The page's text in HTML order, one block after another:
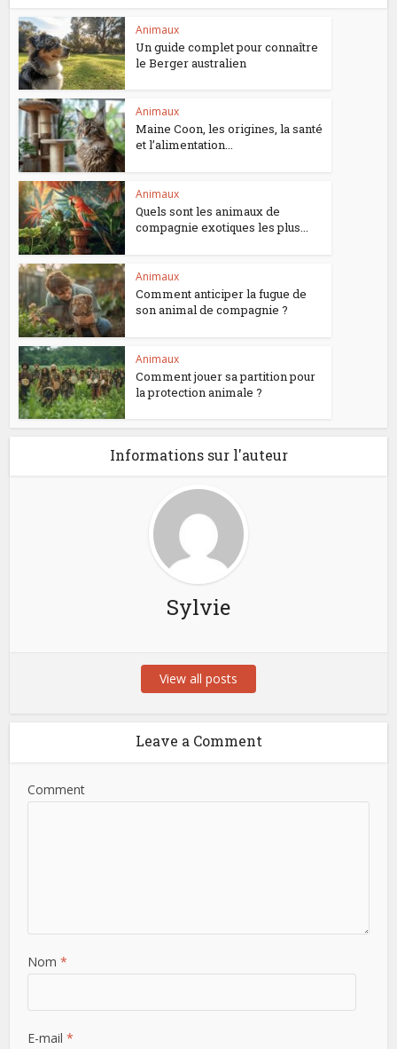
Animaux
Un guide complet pour connaître
le Berger australien
Animaux
Maine Coon, les origines, la santé
et l’alimentation...
Animaux
Quels sont les animaux de
compagnie exotiques les plus...
Animaux
Comment anticiper la fugue de
son animal de compagnie ?
Animaux
Comment jouer sa partition pour
la protection animale ?
Informations sur l'auteur
Sylvie
View all posts
Leave a Comment
Comment
Nom*
E-mail*